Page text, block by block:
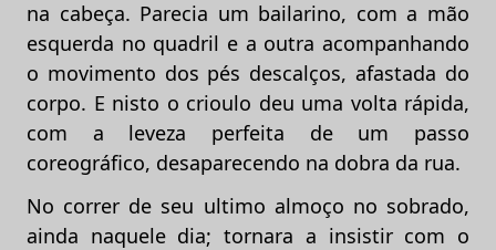
na cabeça. Parecia um bailarino, com a mão
esquerda no quadril e a outra acompanhando
o movimento dos pés descalços, afastada do
corpo. E nisto o crioulo deu uma volta rápida,
com a leveza perfeita de um passo
coreográfico, desaparecendo na dobra da rua.
No correr de seu ultimo almoço no sobrado,
ainda naquele dia; tornara a insistir com o